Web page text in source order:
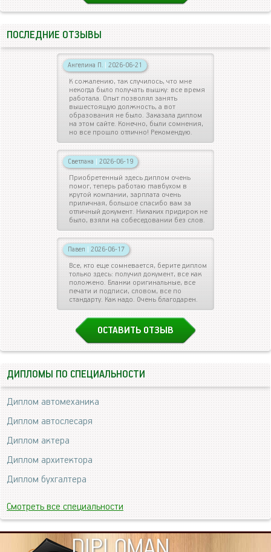
ПОСЛЕДНИЕ ОТЗЫВЫ
Ангелина П. | 2026-06-21
К сожалению, так случилось, что мне
некогда было получать вышку: все время
работала. Опыт позволял занять
вышестоящую должность, а вот
образования не было. Заказала диплом
на этом сайте. Конечно, были сомнения,
но все прошло отлично! Рекомендую.
Светлана | 2026-06-19
Приобретенный здесь диплом очень
помог, теперь работаю главбухом в
крутой компании, зарплата очень
приличная, большое спасибо вам за
отличный документ. Никаких придирок не
было, взяли на собеседовании без слов.
Павел | 2026-06-17
Все, кто еще сомневается, берите диплом
только здесь: получил документ, все как
положено. Бланки оригинальные, все
печати и подписи, словом, все по
стандарту. Как надо. Очень благодарен.
ОСТАВИТЬ ОТЗЫВ
ДИПЛОМЫ ПО СПЕЦИАЛЬНОСТИ
Диплом автомеханика
Диплом автослесаря
Диплом актера
Диплом архитектора
Диплом бухгалтера
Смотреть все специальности